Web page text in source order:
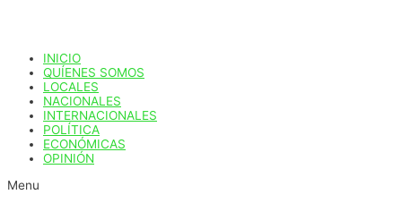
INICIO
QUÍENES SOMOS
LOCALES
NACIONALES
INTERNACIONALES
POLÍTICA
ECONÓMICAS
OPINIÓN
Menu